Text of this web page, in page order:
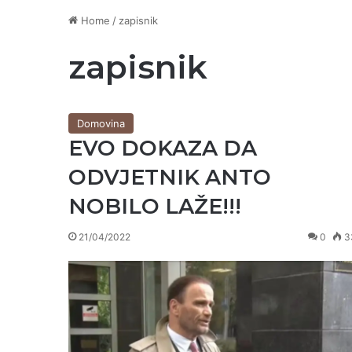
Home / zapisnik
zapisnik
Domovina
EVO DOKAZA DA
ODVJETNIK ANTO
NOBILO LAŽE!!!
21/04/2022 0